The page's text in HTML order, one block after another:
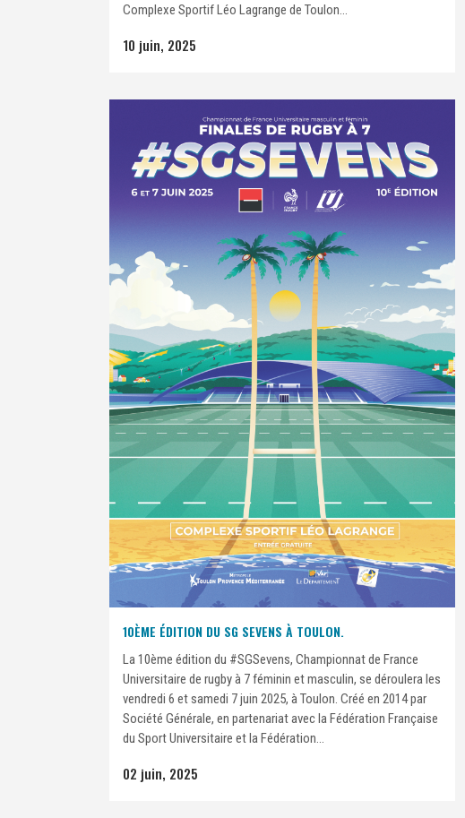
Complexe Sportif Léo Lagrange de Toulon...
10 juin, 2025
10ÈME ÉDITION DU SG SEVENS À TOULON.
La 10ème édition du #SGSevens, Championnat de France
Universitaire de rugby à 7 féminin et masculin, se déroulera les
vendredi 6 et samedi 7 juin 2025, à Toulon. Créé en 2014 par
Société Générale, en partenariat avec la Fédération Française
du Sport Universitaire et la Fédération...
02 juin, 2025